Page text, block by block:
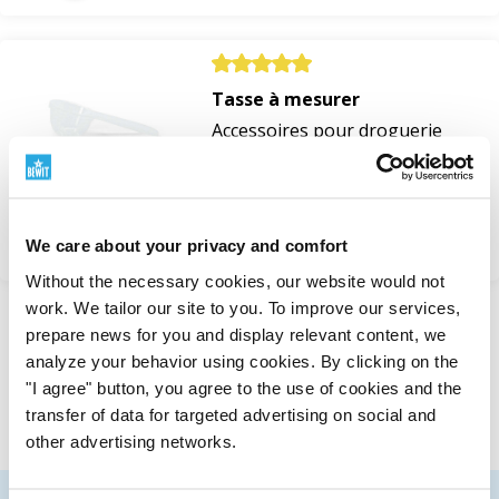
We care about your privacy and comfort
Without the necessary cookies, our website would not
work. We tailor our site to you. To improve our services,
prepare news for you and display relevant content, we
analyze your behavior using cookies. By clicking on the
"I agree" button, you agree to the use of cookies and the
transfer of data for targeted advertising on social and
other advertising networks.
trouverez d'autres conseils et recettes dans la section
Foire aux questions
Les lessives en poudre BEWIT Green ont une
consistance fine et sont sensibles à l'humidité. Dans un
seau fermé, elles restent sèches et faciles à manipuler.
Comment doser correctement la lessive en poudre
Le dosage correct dépend de la dureté de l'eau et du
degré de saleté du linge. Vous trouverez un tableau de
dosage spécifique sur l'emballage de chaque lessive. La
Tasse à mesurer
Accessoires pour droguerie
Voir
Affiché 1 à 2 de 2 dossiers